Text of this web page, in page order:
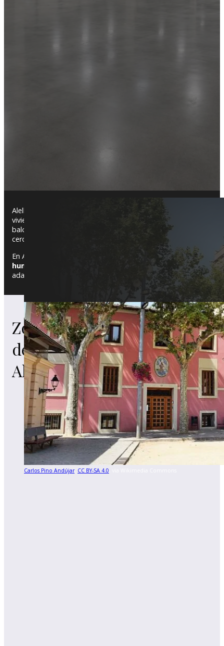
Alella es una localidad con encanto en la comarca del
viviendas unifamiliares con amplios jardines y algunas
balcones de forja, mientras que en urbanizaciones como Can
cercanía al mar hacen que el mantenimiento de las
En Alella, ofrecemos rehabilitación de fachadas,reparación
humedades
, servicios clave para proteger las viviendas del
adaptando cada espacio a un diseño moderno y funcional. Si
Carlos Pino Andújar, CC BY-SA 4.0
Zonas
de
Alella
Estas son algunas de las zonas de donde
de Pavimentos en Alella. Aunquecubrimos
Alella.